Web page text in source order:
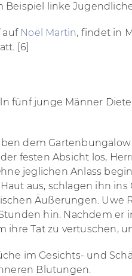
Beispiel linke
auf Noël Martin, findet in
[6]
fünf junge Männer
dem
festen Absicht los,
jeglichen Anlass
aus, schlagen ihn
Äußerungen. Uwe
hin. Nachdem
ihre Tat zu vertuschen,
im Gesichts- und
Blutungen.